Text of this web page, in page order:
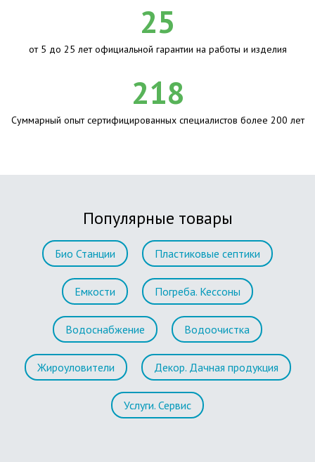
25
от 5 до 25 лет официальной гарантии на работы и изделия
218
Суммарный опыт сертифицированных специалистов более 200 лет
Популярные товары
Био Станции Пластиковые септики
Емкости Погреба. Кессоны
Водоснабжение Водоочистка
Жироуловители Декор. Дачная продукция
Услуги. Сервис